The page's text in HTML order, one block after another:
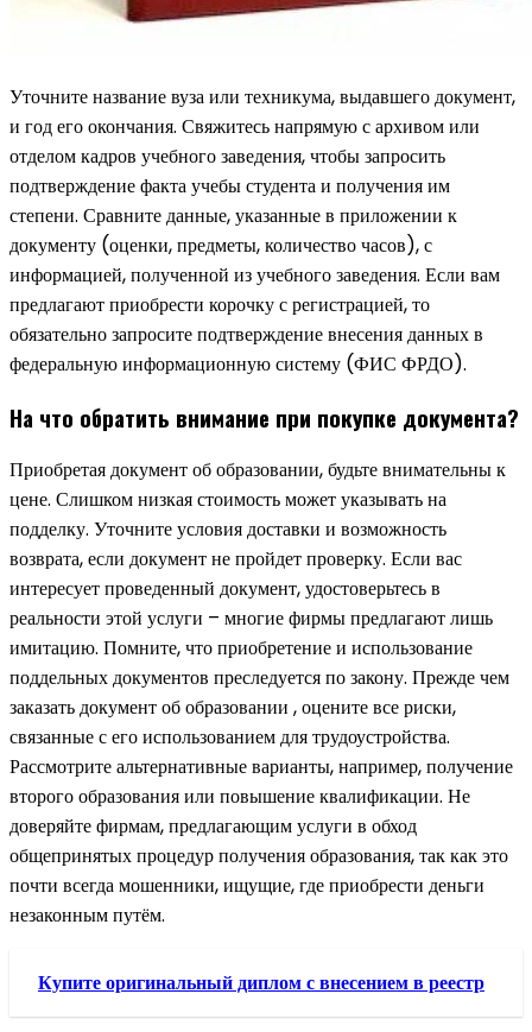
Уточните название вуза или техникума, выдавшего документ,
и год его окончания. Свяжитесь напрямую с архивом или
отделом кадров учебного заведения, чтобы запросить
подтверждение факта учебы студента и получения им
степени. Сравните данные, указанные в приложении к
документу (оценки, предметы, количество часов), с
информацией, полученной из учебного заведения. Если вам
предлагают приобрести корочку с регистрацией, то
обязательно запросите подтверждение внесения данных в
федеральную информационную систему (ФИС ФРДО).
На что обратить внимание при покупке документа?
Приобретая документ об образовании, будьте внимательны к
цене. Слишком низкая стоимость может указывать на
подделку. Уточните условия доставки и возможность
возврата, если документ не пройдет проверку. Если вас
интересует проведенный документ, удостоверьтесь в
реальности этой услуги – многие фирмы предлагают лишь
имитацию. Помните, что приобретение и использование
поддельных документов преследуется по закону. Прежде чем
заказать документ об образовании , оцените все риски,
связанные с его использованием для трудоустройства.
Рассмотрите альтернативные варианты, например, получение
второго образования или повышение квалификации. Не
доверяйте фирмам, предлагающим услуги в обход
общепринятых процедур получения образования, так как это
почти всегда мошенники, ищущие, где приобрести деньги
незаконным путём.
Купите оригинальный диплом с внесением в реестр